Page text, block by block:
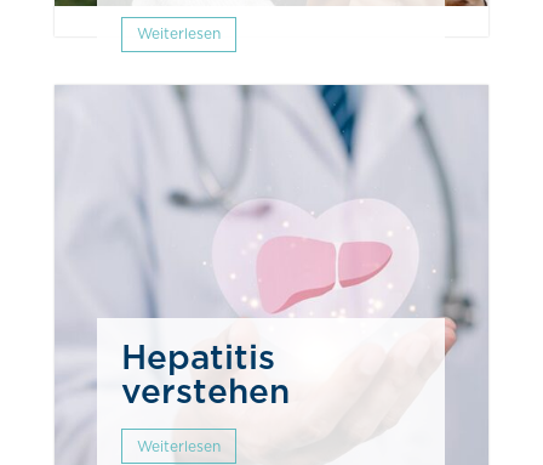
Weiterlesen
Hepatitis
verstehen
Weiterlesen